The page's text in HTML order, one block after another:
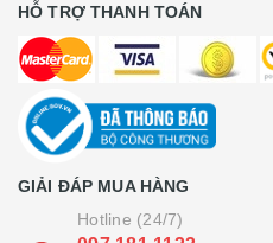
HỖ TRỢ THANH TOÁN
GIẢI ĐÁP MUA HÀNG
Hotline (24/7)